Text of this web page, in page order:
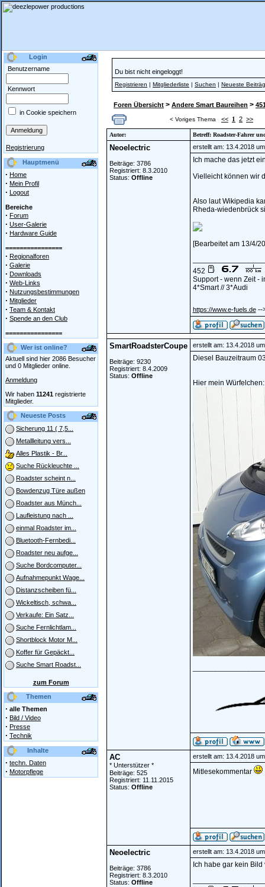
Login
Benutzername
Kennwort
in Cookie speichern
Registrierung
Hauptmenü
· Home
· Mein Profil
· Logout
Bereiche
· Forum
· User-Galerie
· Hardware Guide
================
· Regionalforen
· Galerie
· Downloads
· Web-Links
· Nutzungsbestimmungen
· Mitglieder
· Team & Kontakt
· Spende an den Club
================
Wer ist online?
Aktuell sind hier 2086 Besucher
und 0 Mitglieder online.
Anmeldung
Wir haben 11241 registrierte
Mitglieder.
Neueste Posts
Sicherung 11 ( 7,5...
Metallleitung vers...
Alles Plastik - Br...
Suche Rückleuchte ...
Roadster scheint n...
Bowdenzug Türe außen
Roadster aus Münch...
Laufleistung nach ...
einmal Roadster im...
Bluetooth-Fernbedi...
Roadster neu aufge...
Suche Bordcomputer...
Aufnahmepunkt Wage...
Distanzscheiben fü...
Wickeltisch, schwa...
Verkaufe: Ein Satz...
Suche Fernlichtlam...
Shortblock Motor M...
Koffer für Gepäckt...
Suche Smart Roadst...
zum Forum
Themen
· alle Themen
· Bild / Video
· Presse
· Technik
Inhalte
· techn. Daten
· Motorpflege
Du bist nicht eingeloggt!
Registrieren | Mitgliederliste | Suchen | Neueste
Foren Übersicht > Andere Smart Baureihen >
< Voriges Thema << 1 2 >>
Autor: Betreff: Roadster-Fahrer
Neoelectric
Beiträge: 3786
Registriert: 8.3.2010
Status: Offline
erstellt am: 13.4.2018
Ich mache das jetzt
Vielleicht können wir
Also laut Wikipedia
Rheda-wiedenbrück
[Bearbeitet am 13/4/
452
Support - wenn Zeit -
4*Smart // 3*Audi
https://www.e-fuels.de--
SmartRoadsterCoupe
Beiträge: 9230
Registriert: 8.4.2009
Status: Offline
erstellt am: 13.4.2018
Diesel Bauzeitraum
Hier mein Würfelchen:
AC
* Unterstützer *
Beiträge: 525
Registriert: 11.11.2015
Status: Offline
erstellt am: 13.4.2018
Mitlesekommentar
Neoelectric
Beiträge: 3786
Registriert: 8.3.2010
Status: Offline
erstellt am: 13.4.2018
Ich habe gar kein